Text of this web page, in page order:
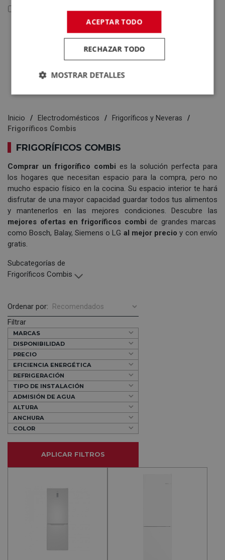
Reacondicionados y Outlet
Reacondicionados y
Outlet
Electrodomésticos
Inicio Electrodomésticos
Frigoríficos y Neveras
Frigoríficos Combis
FRIGORÍFICOS COMBIS
Comprar un frigorífico combi es la solución perfecta para
los hogares que necesitan espacio para la compra, pero no
mucho espacio físico en la cocina. Su espacio interior te hará
disfrutar de una mayor capacidad guardar todos tus alimentos
y mantenerlos en las mejores condiciones. Descubre las
mejores ofertas en frigoríficos combide grandes marcas
como Bosch, Balay, Siemens o LG al mejor precioy con envío
gratis.
Subcategorías de
Frigoríficos Combis
Ordenar por:
Filtrar
MARCAS
DISPONIBILIDAD
PRECIO
EFICIENCIA ENERGÉTICA
REFRIGERACIÓN
TIPO DE INSTALACIÓN
ADMISIÓN DE AGUA
ALTURA
ANCHURA
COLOR
APLICAR FILTROS
ACEPTAR TODO
RECHAZAR TODO
MOSTRAR DETALLES